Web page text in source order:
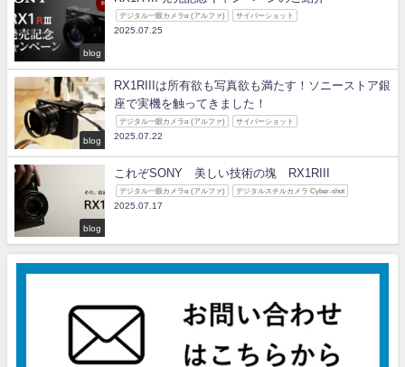
blog
デジタル一眼カメラα (アルファ) サイバーショット
2025.07.25
blog
RX1RIIIは所有欲も写真欲も満たす！ソニーストア銀
座で実機を触ってきました！
デジタル一眼カメラα (アルファ) サイバーショット
2025.07.22
blog
これぞSONY 美しい技術の塊 RX1RIII
デジタル一眼カメラα (アルファ) デジタルスチルカメラ Cyber-shot
2025.07.17